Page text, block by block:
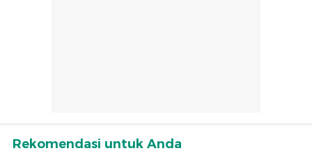
Rekomendasi untuk Anda